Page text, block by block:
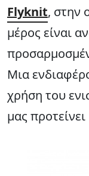
Flyknit, στην
μέρος είναι
Μια
χρήση του
μας προτείνει